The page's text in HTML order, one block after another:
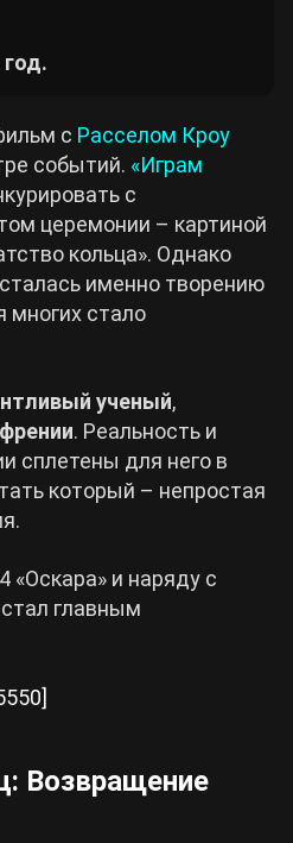
с Расселом Кроу
событий. «Играм
с
церемонии – картиной
кольца». Однако
именно творению
многих стало
ученый,
. Реальность и
сплетены для него в
который – непростая
«Оскара» и наряду с
главным
Возвращение